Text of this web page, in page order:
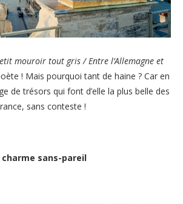
mouroir tout gris / Entre l’Allemagne et
! Mais pourquoi tant de haine ? Car en
de trésors qui font d’elle la plus belle des
sans conteste !
charme sans-pareil